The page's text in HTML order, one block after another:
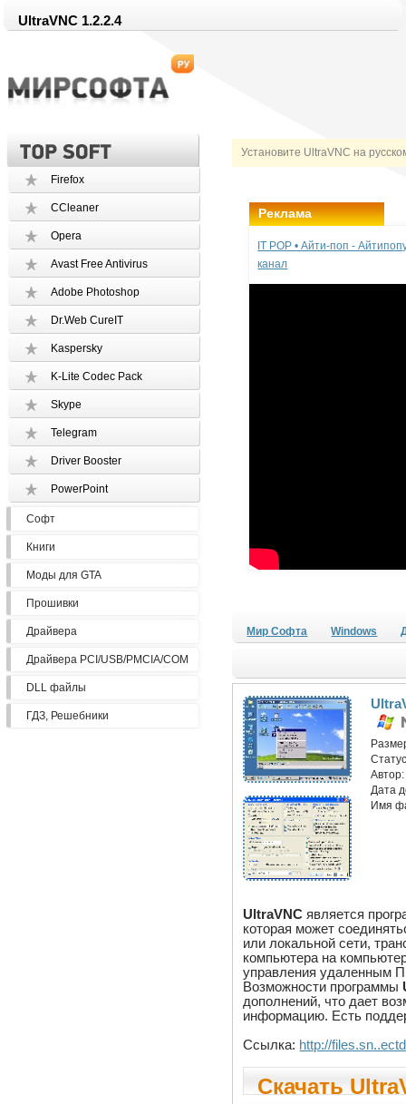
UltraVNC 1.2.2.4
Установите UltraVNC на
Firefox
CCleaner
Opera
Avast Free Antivirus
Adobe Photoshop
Dr.Web CureIT
Kaspersky
K-Lite Codec Pack
Skype
Telegram
Driver Booster
PowerPoint
Софт
Книги
Моды для GTA
Прошивки
Драйвера
Драйвера PCI/USB/PMCIA/COM
DLL файлы
ГДЗ, Решебники
Реклама
IT POP • Айти-поп -
канал
Мир Софта Windows
Дата
Имя
UltraVNC является
которая может
или локальной сети,
компьютера на
управления удаленным
Возможности программы
дополнений, что дает
информацию. Есть
Ссылка: http://
Скачать